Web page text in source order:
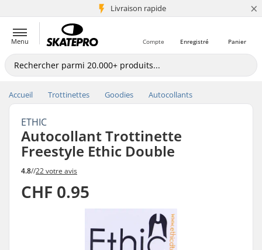
Livraison rapide
+5 mio de clients ×
Menu Panier
Enregistré
Compte
Accueil Trottinettes Goodies Autocollants
ETHIC
Autocollant Trottinette
Freestyle Ethic Double
4.8//22 votre avis
CHF 0.95